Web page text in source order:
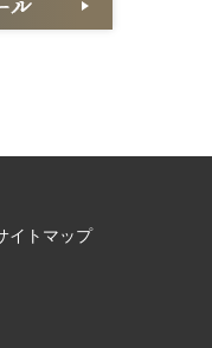
イトマップ